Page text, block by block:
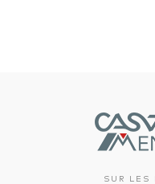
SUR LES